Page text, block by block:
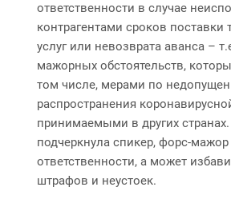
ответственности в случае
контрагентами сроков поставки
услуг или невозврата аванса –
мажорных обстоятельств,
том числе, мерами по
распространения
принимаемыми в других
подчеркнула спикер, форс-
ответственности, а может
штрафов и неустоек.